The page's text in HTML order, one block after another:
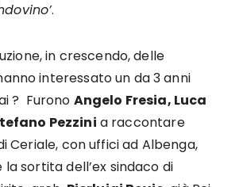
.
in crescendo, delle
interessato un da 3 anni
? Furono Angelo Fresia, Luca
Pezzini a raccontare
Ceriale, con uffici ad Albenga,
sortita dell’ex sindaco di